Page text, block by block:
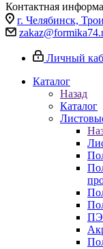
Контактная
г. Челябинск,
Личный
Каталог
Назад
Каталог